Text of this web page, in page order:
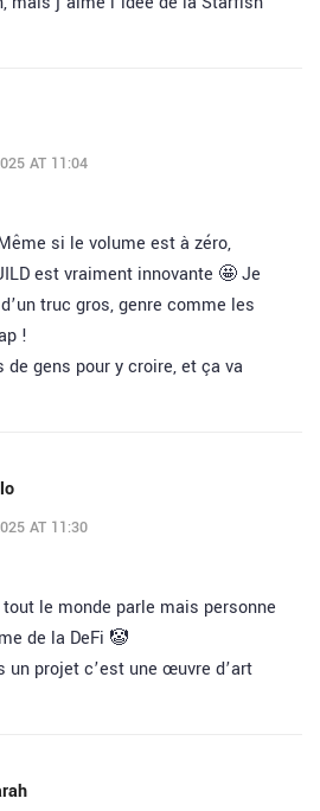
AT 11:04
si le volume est à zéro,
est vraiment innovante 🤩 Je
truc gros, genre comme les
!
gens pour y croire, et ça va
AT 11:30
tout le monde parle mais personne
de la DeFi 🤡
un projet c’est une œuvre d’art